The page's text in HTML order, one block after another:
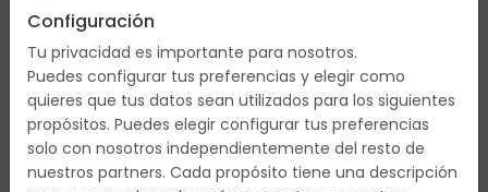
Noviembre
2026
Día 4 -1.595€
Configuración
Tu privacidad es importante para nosotros.
Puedes configurar tus preferencias y elegir como
quieres que tus datos sean utilizados para los siguientes
propósitos. Puedes elegir configurar tus preferencias
solo con nosotros independientemente del resto de
nuestros partners. Cada propósito tiene una descripción